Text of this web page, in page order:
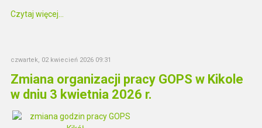
Czytaj więcej...
czwartek, 02 kwiecień 2026 09:31
Zmiana organizacji pracy GOPS w Kikole
w dniu 3 kwietnia 2026 r.